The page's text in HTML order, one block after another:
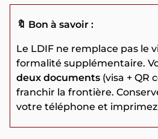
🔖 Bon à savoir :
Le LDIF ne remplace pas le
formalité supplémentaire.
deux documents (visa + QR
franchir la frontière.
votre téléphone et